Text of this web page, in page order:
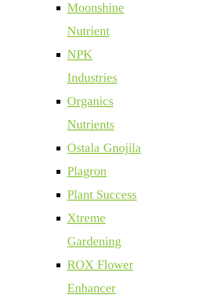
Moonshine
Nutrient
NPK
Industries
Organics
Nutrients
Ostala Gnojila
Plagron
Plant Success
Xtreme
Gardening
ROX Flower
Enhancer